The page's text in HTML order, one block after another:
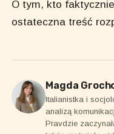
O tym, kto
ostateczna treść
Magda
Italianistka i
analizą
Pravdzie